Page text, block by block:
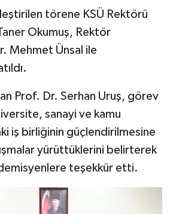
törene KSÜ Rektörü
Okumuş, Rektör
Mehmet Ünsal ile
Prof. Dr. Serhan Uruş, görev
sanayi ve kamu
iş birliğinin güçlendirilmesine
yürüttüklerini belirterek
teşekkür etti.